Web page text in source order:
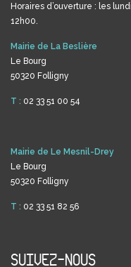
Horaires d’ouverture : les
12h00.
Mairie de La Beslière
Le Bourg
50320 Folligny
T : 02 33 51 00 54
Mairie de Le Mesnil-Drey
Le Bourg
50320 Folligny
T : 02 33 51 82 56
SUIVEZ-NOUS